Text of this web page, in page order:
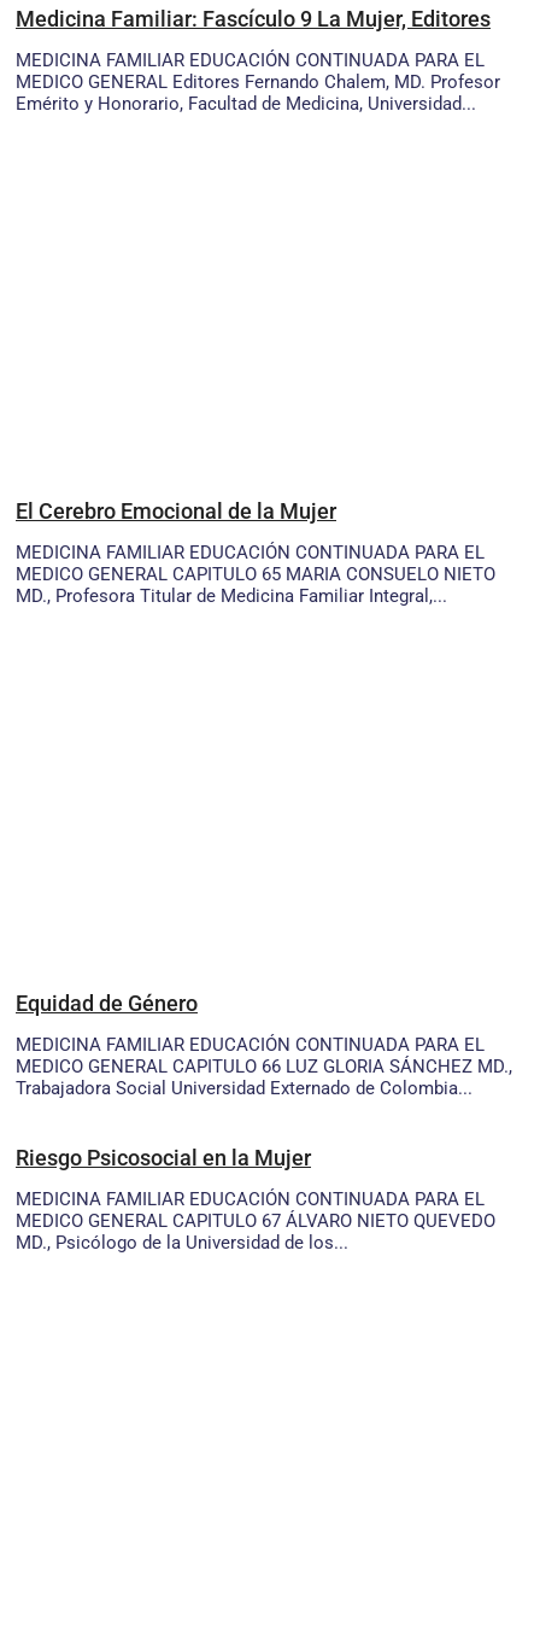
Medicina Familiar: Fascículo 9 La Mujer, Editores
MEDICINA FAMILIAR EDUCACIÓN CONTINUADA PARA EL
MEDICO GENERAL Editores Fernando Chalem, MD. Profesor
Emérito y Honorario, Facultad de Medicina, Universidad...
El Cerebro Emocional de la Mujer
MEDICINA FAMILIAR EDUCACIÓN CONTINUADA PARA EL
MEDICO GENERAL CAPITULO 65 MARIA CONSUELO NIETO
MD., Profesora Titular de Medicina Familiar Integral,...
Equidad de Género
MEDICINA FAMILIAR EDUCACIÓN CONTINUADA PARA EL
MEDICO GENERAL CAPITULO 66 LUZ GLORIA SÁNCHEZ MD.,
Trabajadora Social Universidad Externado de Colombia...
Riesgo Psicosocial en la Mujer
MEDICINA FAMILIAR EDUCACIÓN CONTINUADA PARA EL
MEDICO GENERAL CAPITULO 67 ÁLVARO NIETO QUEVEDO
MD., Psicólogo de la Universidad de los...